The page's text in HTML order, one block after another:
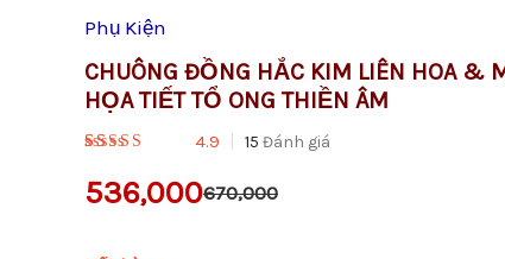
Phụ Kiện
CHUÔNG ĐỒNG HẮC KIM LIÊN HOA &
HỌA TIẾT TỔ ONG THIỀN ÂM
4.9 15 Đánh giá
670,000
Giá
gốc
là:
536,000
Giá
hiện
tại
VND536,000.
Chuông
Hắc
Kim
Hoa
Mõ